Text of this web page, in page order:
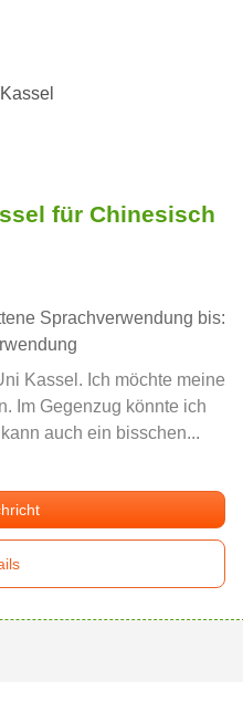
für Chinesisch
Sprachverwendung bis:
Kassel. Ich möchte meine
Im Gegenzug könnte ich
auch ein bisschen...